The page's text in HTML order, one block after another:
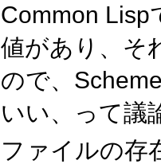
Common Lisp
値があり、そ
ので、
いい、って議
ファイルの存